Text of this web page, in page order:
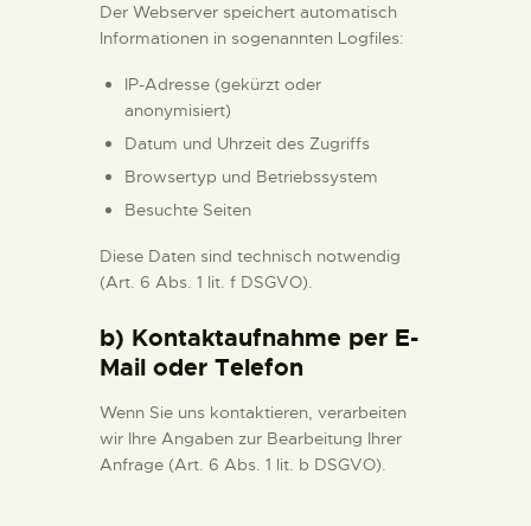
Der Webserver speichert automatisch
Informationen in sogenannten Logfiles:
IP-Adresse (gekürzt oder
anonymisiert)
Datum und Uhrzeit des Zugriffs
Browsertyp und Betriebssystem
Besuchte Seiten
Diese Daten sind technisch notwendig
(Art. 6 Abs. 1 lit. f DSGVO).
b) Kontaktaufnahme per E-
Mail oder Telefon
Wenn Sie uns kontaktieren, verarbeiten
wir Ihre Angaben zur Bearbeitung Ihrer
Anfrage (Art. 6 Abs. 1 lit. b DSGVO).